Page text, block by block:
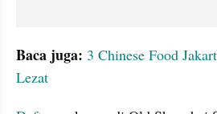
Baca juga: 3 Chinese Food
Lezat